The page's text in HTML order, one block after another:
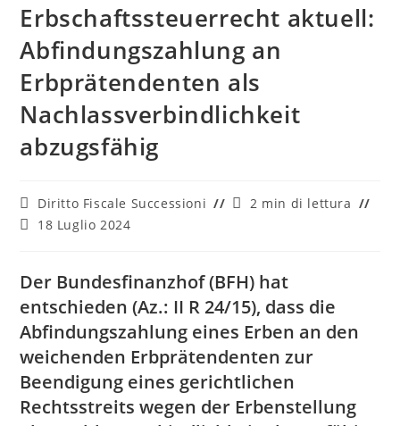
Erbschaftssteuerrecht aktuell:
Abfindungszahlung an
Erbprätendenten als
Nachlassverbindlichkeit
abzugsfähig
Categoria
dell'articolo:
Diritto Fiscale Successioni
Tempo
2 min di lettura
Ultima18 Luglio 2024
Der Bundesfinanzhof (BFH) hat
entschieden (Az.: II R 24/15), dass die
Abfindungszahlung eines Erben an den
weichenden Erbprätendenten zur
Beendigung eines gerichtlichen
Rechtsstreits wegen der Erbenstellung